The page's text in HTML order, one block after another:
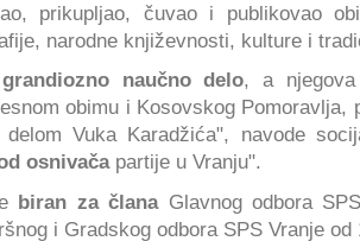
prikupljao, čuvao i publikovao
narodne književnosti, kulture i
naučno delo, a njegova
obimu i Kosovskog Pomoravlja,
Vuka Karadžića", navode
osnivačapartije u Vranju".
biran za člana Glavnog odbora
i Gradskog odbora SPS Vranje od